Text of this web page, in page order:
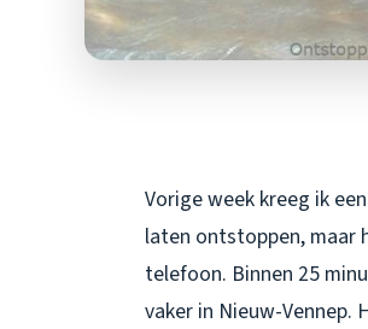
Vorige week kreeg ik
laten ontstoppen, maar
telefoon. Binnen 25
vaker in Nieuw-